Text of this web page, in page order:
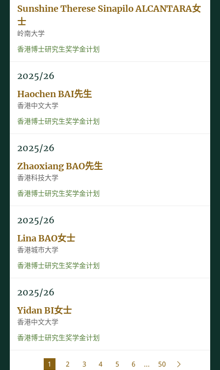
Sunshine Therese Sinapilo ALCANTARA女
士
岭南大学
香港博士研究生奖学金计划
2025/26
Haochen BAI先生
香港中文大学
香港博士研究生奖学金计划
2025/26
Zhaoxiang BAO先生
香港科技大学
香港博士研究生奖学金计划
2025/26
Lina BAO女士
香港城市大学
香港博士研究生奖学金计划
2025/26
Yidan BI女士
香港中文大学
香港博士研究生奖学金计划
1 2 3 4 5 6 ... 50